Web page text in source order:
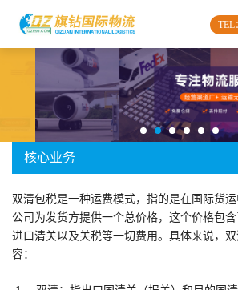
TEL
核心业务
双清包税‌是一种运费模式，指的是在国际货
公司为发货方提供一个总价格，这个价格包
进口清关以及关税等一切费用。具体来说，‌
容：